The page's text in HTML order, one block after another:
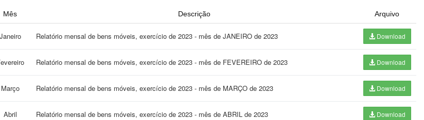
Mês Descrição Arquivo
Janeiro Relatório mensal de bens móveis, exercício de 2023 - mês de JANEIRO de 2023 Download
Relatório mensal de bens móveis, exercício de 2023 - mês de FEVEREIRO de 2023 Download
Março Relatório mensal de bens móveis, exercício de 2023 - mês de MARÇO de 2023 Download
Abril Relatório mensal de bens móveis, exercício de 2023 - mês de ABRIL de 2023 Download